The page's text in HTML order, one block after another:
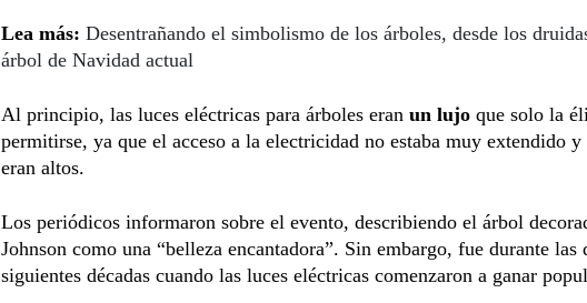
Lea más: Desentrañando el simbolismo de los árboles, desde los
árbol de Navidad actual
Al principio, las luces eléctricas para árboles eran un lujo que solo la
permitirse, ya que el acceso a la electricidad no estaba muy extendido y
eran altos.
Los periódicos informaron sobre el evento, describiendo el árbol
Johnson como una “belleza encantadora”. Sin embargo, fue durante las
siguientes décadas cuando las luces eléctricas comenzaron a ganar